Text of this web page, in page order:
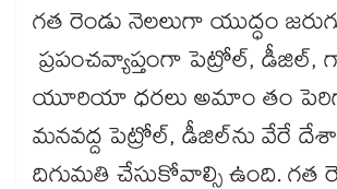
గత రెండు నెలలుగా యుద్ధం
ప్రపంచవ్యాప్తంగా పెట్రోల్, డీజిల్,
యూరియా ధరలు అమాం తం
మనవద్ద పెట్రోల్, డీజిల్‌ను వేరే
దిగుమతి చేసుకోవాల్సి ఉంది. గత